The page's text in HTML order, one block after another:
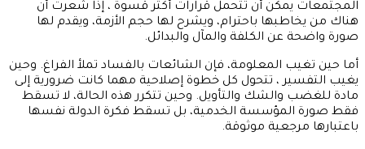
المجتمعات يمكن أن تتحمل قرارات أكثر قسوة ، إذا شعرت أن
هناك من يخاطبها باحترام، ويشرح لها حجم الأزمة، ويقدم لها
صورة واضحة عن الكلفة والمآل والبدائل.
أما حين تغيب المعلومة، فإن الشائعات بالفساد تملأ الفراغ. وحين
يغيب التفسير ، تتحول كل خطوة إصلاحية مهما كانت ضرورية إلى
مادة للغضب والشك والتأويل. وحين تتكرر هذه الحالة، لا تسقط
فقط صورة المؤسسة الخدمية، بل تسقط فكرة الدولة نفسها
باعتبارها مرجعية موثوقة.